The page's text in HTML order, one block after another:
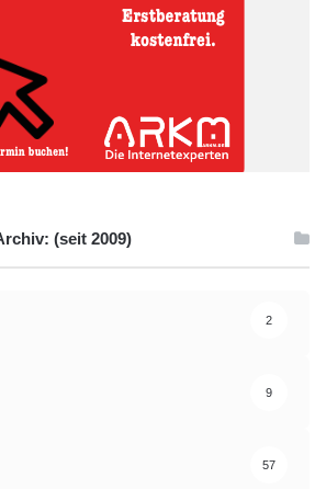
(seit 2009)
2
9
57